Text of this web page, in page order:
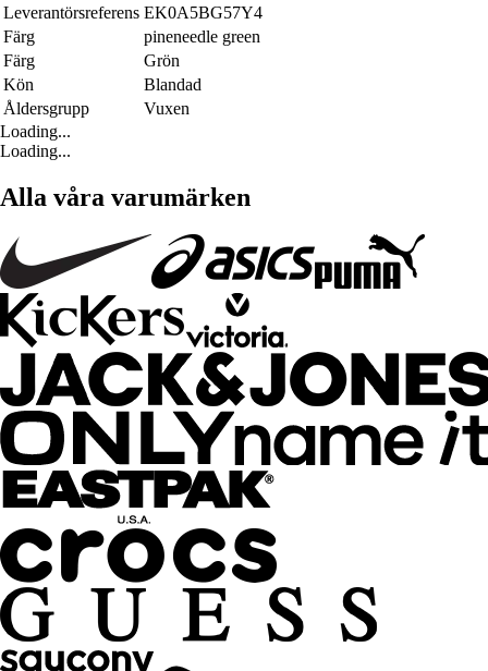
Leverantörsreferens EK0A5BG57Y4
Färg
pineneedle green
Färg
Grön
Kön
Blandad
Åldersgrupp
Vuxen
Loading...
Loading...
Alla våra varumärken